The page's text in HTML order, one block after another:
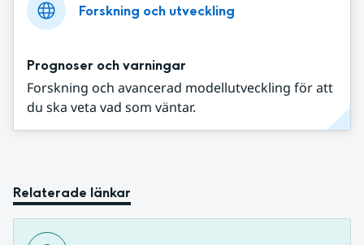
Forskning och utveckling
Prognoser och varningar
Forskning och avancerad modellutveckling för att
du ska veta vad som väntar.
Relaterade länkar